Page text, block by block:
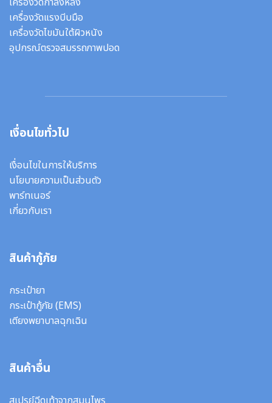
เครื่องวัดแรงบีบมือ
เครื่องวัดไขมันใต้ผิวหนัง
อุปกรณ์ตรวจสมรรถภาพปอด
เงื่อนไขทั่วไป
เงื่อนไขในการให้บริการ
นโยบายความเป็นส่วนตัว
พาร์ทเนอร์
เกี่ยวกับเรา
สินค้ากู้ภัย
กระเป๋ายา
กระเป๋ากู้ภัย (EMS)
เตียงพยาบาลฉุกเฉิน
สินค้าอื่น